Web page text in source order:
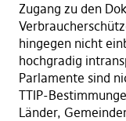
Zugang zu den
hingegen nicht
hochgradig
Parlamente sind
TTIP-
Länder,